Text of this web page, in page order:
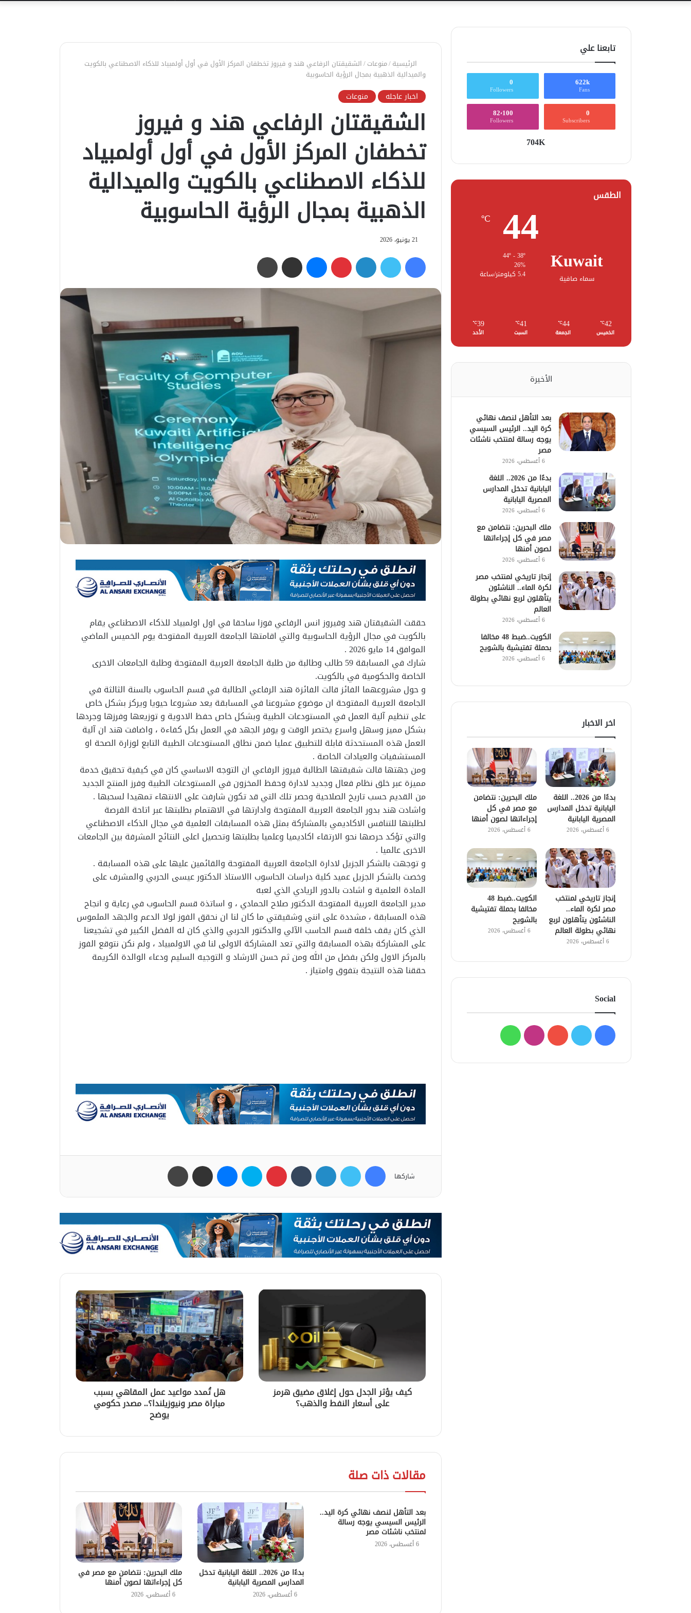
الرئيسية/منوعات/الشقيقتان الرفاعي هند و فيروز تخطفان المركز الأول في أول أولمبياد للذكاء الاصطناعي بالكويت
والميدالية الذهبية بمجال الرؤية الحاسوبية
اخبار عاجله منوعات
الشقيقتان الرفاعي هند و فيروز
تخطفان المركز الأول في أول أولمبياد
للذكاء الاصطناعي بالكويت والميدالية
الذهبية بمجال الرؤية الحاسوبية
21 يونيو، 2026
فيسبوك تويتر لينكدإن بينتيريست ماسنجر مشاركة عبر البريد
حققت الشقيقتان هند وفيروز انس الرفاعي فوزا ساحقا في اول اولمبياد للذكاء الاصطناعي يقام
بالكويت في مجال الرؤية الحاسوبية والتي اقامتها الجامعة العربية المفتوحة يوم الخميس الماضي
الموافق 14 مايو 2026 .
شارك في المسابقة 59 طالب وطالبة من طلبة الجامعة العربية المفتوحة وطلبة الجامعات الاخرى
الخاصة والحكومية في بالكويت.
و حول مشروعهما الفائز قالت الفائزة هند الرفاعي الطالبة في قسم الحاسوب بالسنة الثالثة في
الجامعة العربية المفتوحة ان موضوع مشروعنا في المسابقة يعد مشروعا حيويا ويركز بشكل خاص
على تنظيم آلية العمل في المستودعات الطبية وبشكل خاص حفظ الادوية و توزيعها وفرزها وجردها
بشكل مميز وسهل واسرع يختصر الوقت و يوفر الجهد في العمل بكل كفاءة ، واضافت هند ان آلية
العمل هذه المستحدثة قابلة للتطبيق عمليا ضمن نطاق المستودعات الطبية التابع لوزارة الصحة او
المستشفيات والعيادات الخاصة .
ومن جهتها قالت شقيقتها الطالبة فيروز الرفاعي ان التوجه الاساسي كان في كيفية تحقيق خدمة
مميزة عبر خلق نظام فعال وجديد لادارة وحفظ المخزون في المستودعات الطبية وفرز المنتج الجديد
من القديم حسب تاريخ الصلاحية وحصر تلك التي قد تكون شارفت على الانتهاء تمهيدا لسحبها .
واشادت هند بدور الجامعة العربية المفتوحة وادارتها في الاهتمام بطلبتها عبر اتاحة الفرصة
لطلبتها للتنافس الاكاديمي بالمشاركة بمثل هذه المسابقات العلمية في مجال الذكاء الاصطناعي
والتي تؤكد حرصها نحو الارتقاء اكاديميا وعلميا بطلبتها وتحصيل اعلى النتائج المشرفة بين الجامعات
الاخرى عالميا .
و توجهت بالشكر الجزيل لادارة الجامعة العربية المفتوحة والقائمين عليها على هذه المسابقة .
وخصت بالشكر الجزيل عميد كلية دراسات الحاسوب االاستاذ الدكتور عيسى الحربي والمشرف على
المادة العلمية و اشادت بالدور الريادي الذي لعبه
مدير الجامعة العربية المفتوحة الدكتور صلاح الحمادي ، و اساتذة قسم الحاسوب في رعاية و انجاح
هذه المسابقة ، مشددة على انني وشقيقتي ما كان لنا ان نحقق الفوز لولا الدعم والجهد الملموس
الذي كان يقف خلفه قسم الحاسب الآلي والدكتور الحربي والذي كان له الفضل الكبير في تشجيعنا
على المشاركة بهذه المسابقة والتي تعد المشاركة الاولى لنا في الاولمبياد ، ولم نكن نتوقع الفوز
بالمركز الاول ولكن بفضل من الله ومن ثم حسن الارشاد و التوجيه السليم ودعاء الوالدة الكريمة
حققنا هذه النتيجة بتفوق وامتياز .
شاركها
فيسبوك تويتر لينكدإن بينتيريست سكايب ماسنجر مشاركة عبر البريد
كيف يؤثر الجدل حول إغلاق مضيق هرمز
على أسعار النفط والذهب؟
هل تُمدد مواعيد عمل المقاهي بسبب
مباراة مصر ونيوزيلندا؟.. مصدر حكومي
يوضح
مقالات ذات صلة
بعد التأهل لنصف نهائي كرة اليد..
الرئيس السيسي يوجه رسالة
لمنتخب ناشئات مصر
6 أغسطس، 2026
بدءًا من 2026.. اللغة اليابانية تدخل
المدارس المصرية اليابانية
6 أغسطس، 2026
ملك البحرين: نتضامن مع مصر في
كل إجراءاتها لصون أمنها
6 أغسطس، 2026
تابعنا علي
622k
Fans
0
Followers
0
Subscribers
82٬100
Followers
704K
الطقس
Kuwait
سماء صافية
44
℃
44º - 38º
26%
5.4 كيلومتر/ساعة
42
℃
الخميس
44
℃
الجمعة
41
℃
السبت
39
℃
الأحد
الأخيرة
بعد التأهل لنصف نهائي
كرة اليد.. الرئيس السيسي
يوجه رسالة لمنتخب ناشئات
مصر
6 أغسطس، 2026
بدءًا من 2026.. اللغة
اليابانية تدخل المدارس
المصرية اليابانية
6 أغسطس، 2026
ملك البحرين: نتضامن مع
مصر في كل إجراءاتها
لصون أمنها
6 أغسطس، 2026
إنجاز تاريخي لمنتخب مصر
لكرة الماء.. الناشئون
يتأهلون لربع نهائي بطولة
العالم
6 أغسطس، 2026
الكويت..ضبط 48 مخالفا
بحملة تفتيشية بالشويح
6 أغسطس، 2026
اخر الاخبار
بدءًا من 2026.. اللغة
اليابانية تدخل المدارس
المصرية اليابانية
6 أغسطس، 2026
ملك البحرين: نتضامن
مع مصر في كل
إجراءاتها لصون أمنها
6 أغسطس، 2026
إنجاز تاريخي لمنتخب
مصر لكرة الماء..
الناشئون يتأهلون لربع
نهائي بطولة العالم
6 أغسطس، 2026
الكويت..ضبط 48
مخالفا بحملة تفتيشية
بالشويح
6 أغسطس، 2026
Social
فيسبوك
تويتر يوتيوبانستقرامواتساب